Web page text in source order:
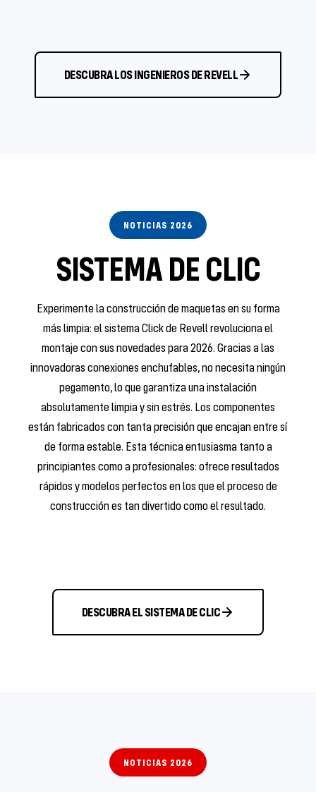
DESCUBRA LOS INGENIEROS DE REVELL
NOTICIAS 2026
SISTEMA DE CLIC
Experimente la construcción de maquetas en su forma
más limpia: el sistema Click de Revell revoluciona el
montaje con sus novedades para 2026. Gracias a las
innovadoras conexiones enchufables, no necesita ningún
pegamento, lo que garantiza una instalación
absolutamente limpia y sin estrés. Los componentes
están fabricados con tanta precisión que encajan entre sí
de forma estable. Esta técnica entusiasma tanto a
principiantes como a profesionales: ofrece resultados
rápidos y modelos perfectos en los que el proceso de
construcción es tan divertido como el resultado.
DESCUBRA EL SISTEMA DE CLIC
NOTICIAS 2026